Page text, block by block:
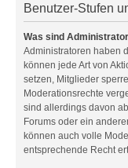
Benutzer-Stufen
Was sind
Administratoren haben
können jede Art von
setzen, Mitglieder
Moderationsrechte
sind allerdings davon
Forums oder ein
können auch volle
entsprechende Recht